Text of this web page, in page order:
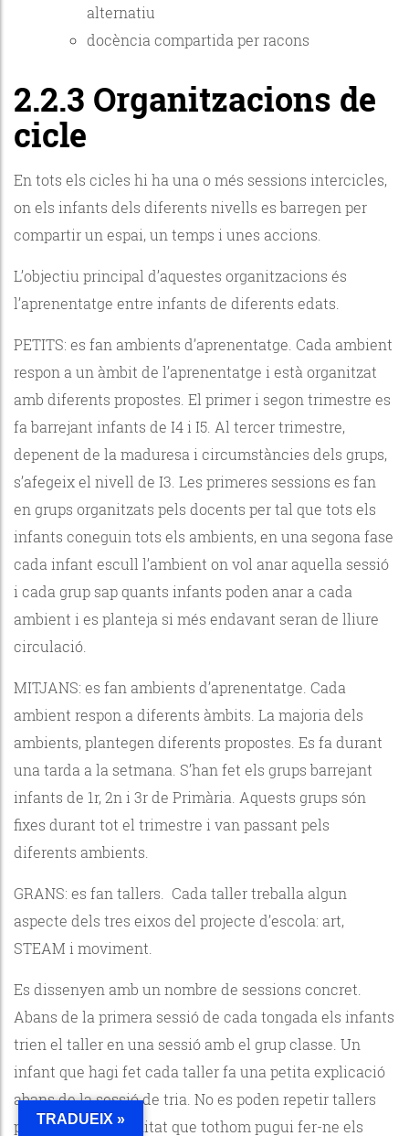
alternatiu
docència compartida per racons
2.2.3 Organitzacions de
cicle
En tots els cicles hi ha una o més sessions intercicles,
on els infants dels diferents nivells es barregen per
compartir un espai, un temps i unes accions.
L’objectiu principal d’aquestes organitzacions és
l’aprenentatge entre infants de diferents edats.
PETITS: es fan ambients d’aprenentatge. Cada ambient
respon a un àmbit de l’aprenentatge i està organitzat
amb diferents propostes. El primer i segon trimestre es
fa barrejant infants de I4 i I5. Al tercer trimestre,
depenent de la maduresa i circumstàncies dels grups,
s’afegeix el nivell de I3. Les primeres sessions es fan
en grups organitzats pels docents per tal que tots els
infants coneguin tots els ambients, en una segona fase
cada infant escull l’ambient on vol anar aquella sessió
i cada grup sap quants infants poden anar a cada
ambient i es planteja si més endavant seran de lliure
circulació.
MITJANS: es fan ambients d’aprenentatge. Cada
ambient respon a diferents àmbits. La majoria dels
ambients, plantegen diferents propostes. Es fa durant
una tarda a la setmana. S’han fet els grups barrejant
infants de 1r, 2n i 3r de Primària. Aquests grups són
fixes durant tot el trimestre i van passant pels
diferents ambients.
GRANS: es fan tallers. Cada taller treballa algun
aspecte dels tres eixos del projecte d’escola: art,
STEAM i moviment.
Es dissenyen amb un nombre de sessions concret.
Abans de la primera sessió de cada tongada els infants
trien el taller en una sessió amb el grup classe. Un
infant que hagi fet cada taller fa una petita explicació
abans de la sessió de tria. No es poden repetir tallers
per donar l’oportunitat que tothom pugui fer-ne els
TRADUEIX »